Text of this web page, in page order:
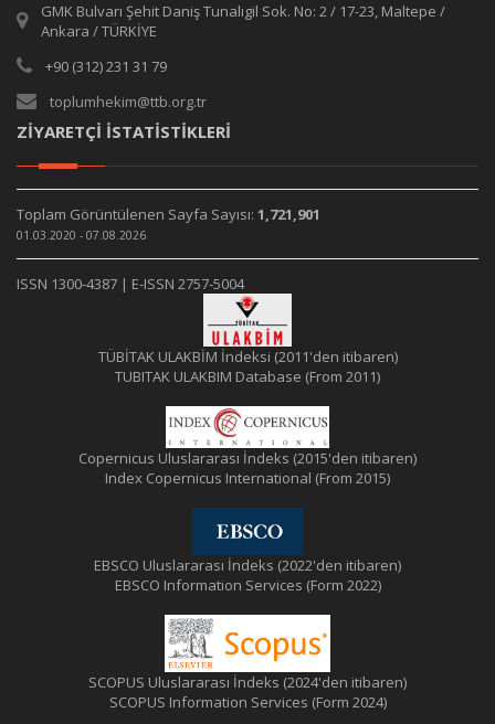
GMK Bulvarı Şehit Daniş Tunalıgil Sok. No: 2 / 17-23, Maltepe /
Ankara / TÜRKİYE
+90 (312) 231 31 79
toplumhekim@ttb.org.tr
ZİYARETÇİ İSTATİSTİKLERİ
Toplam Görüntülenen Sayfa Sayısı: 1,721,901
01.03.2020 - 07.08.2026
ISSN 1300-4387 | E-ISSN 2757-5004
TÜBİTAK ULAKBİM İndeksi (2011'den itibaren)
TUBITAK ULAKBIM Database (From 2011)
Copernicus Uluslararası İndeks (2015'den itibaren)
Index Copernicus International (From 2015)
EBSCO Uluslararası İndeks (2022'den itibaren)
EBSCO Information Services (Form 2022)
SCOPUS Uluslararası İndeks (2024'den itibaren)
SCOPUS Information Services (Form 2024)